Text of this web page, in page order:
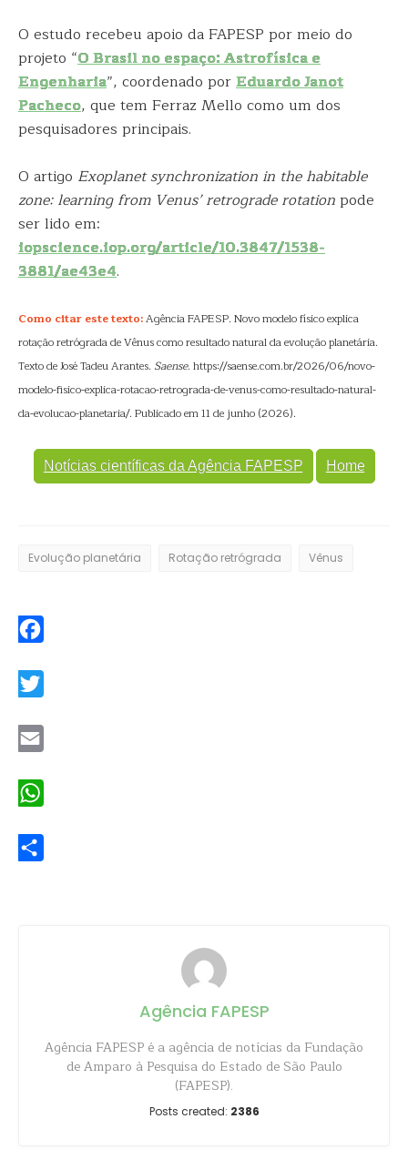
O estudo recebeu apoio da FAPESP por meio do
projeto “O Brasil no espaço: Astrofísica e
Engenharia”, coordenado porEduardo Janot
Pacheco, que tem Ferraz Mello como um dos
pesquisadores principais.
O artigo Exoplanet synchronization in the habitable
zone: learning from Venus’ retrograde rotationpode
ser lido em:
iopscience.iop.org/article/10.3847/1538-
3881/ae43e4.
Como citar este texto:Agência FAPESP. Novo modelo físico explica
rotação retrógrada de Vênus como resultado natural da evolução planetária.
Texto de José Tadeu Arantes. Saense. https://saense.com.br/2026/06/novo-
modelo-fisico-explica-rotacao-retrograda-de-venus-como-resultado-natural-
da-evolucao-planetaria/. Publicado em 11 de junho (2026).
Notícias científicas da Agência FAPESP Home
Evolução planetária Rotação retrógrada Vênus
Agência FAPESP
Agência FAPESP é a agência de notícias da Fundação
de Amparo à Pesquisa do Estado de São Paulo
(FAPESP).
Posts created: 2386